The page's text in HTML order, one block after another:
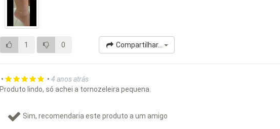
1 0 Compartilhar...
• •4 anos atrás
Produto lindo, só achei a tornozeleira pequena.
Sim, recomendaria este produto a um amigo